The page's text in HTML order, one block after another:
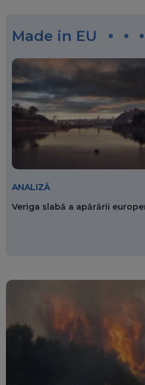
Made in EU
ANALIZĂ
Veriga slabă a apărării